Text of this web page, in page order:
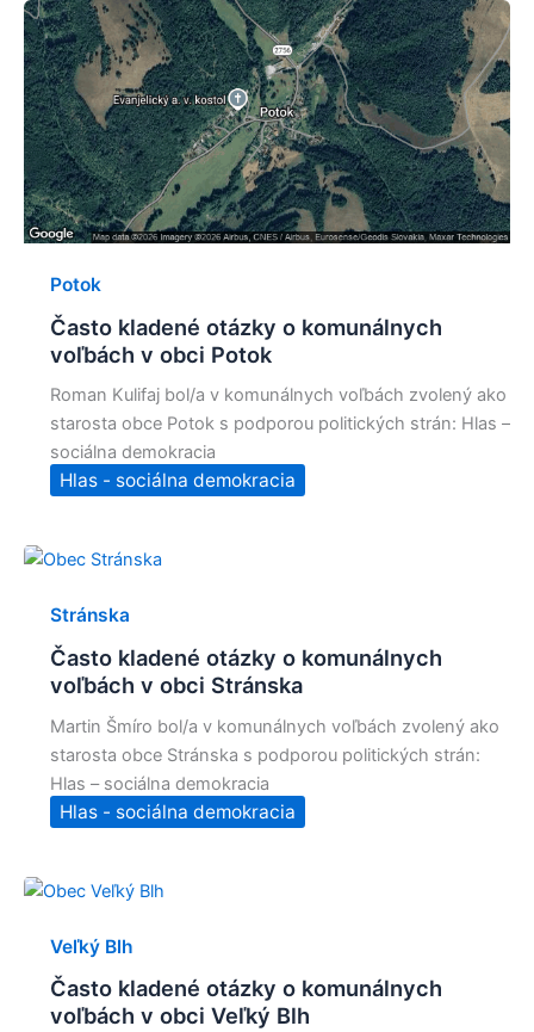
Potok
Často kladené otázky o komunálnych
voľbách v obci Potok
Roman Kulifaj bol/a v komunálnych voľbách zvolený ako
starosta obce Potok s podporou politických strán: Hlas –
sociálna demokracia
Hlas - sociálna demokracia
Stránska
Často kladené otázky o komunálnych
voľbách v obci Stránska
Martin Šmíro bol/a v komunálnych voľbách zvolený ako
starosta obce Stránska s podporou politických strán:
Hlas – sociálna demokracia
Hlas - sociálna demokracia
Veľký Blh
Často kladené otázky o komunálnych
voľbách v obci Veľký Blh